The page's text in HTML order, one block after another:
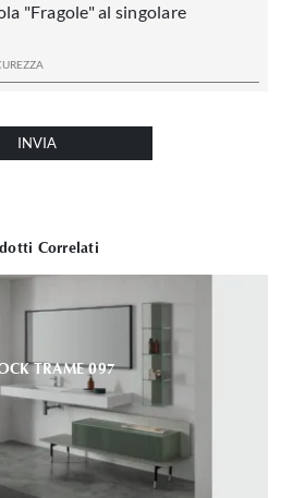
Correlati
TRAME 097
"Fragole" al singolare
INVIA